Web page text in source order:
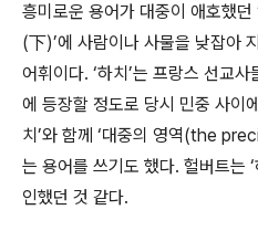
흥미로운 용어가 대중이 애호했던
(下)’에 사람이나 사물을 낮잡아
어휘이다. ‘하치’는 프랑스 선교
에 등장할 정도로 당시 민중 사이
치’와 함께 ‘대중의 영역(the
는 용어를 쓰기도 했다. 헐버트는
인했던 것 같다.